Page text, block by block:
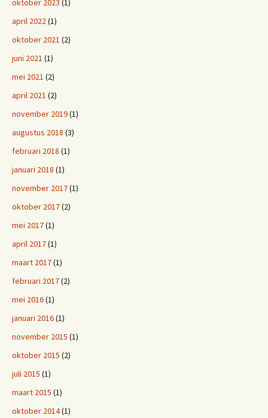
april 2022 (1)
oktober 2021 (2)
juni 2021 (1)
mei 2021 (2)
april 2021 (2)
november 2019(1)
augustus 2018 (3)
februari 2018 (1)
januari 2018 (1)
november 2017(1)
oktober 2017(2)
mei 2017(1)
april 2017(1)
maart 2017(1)
februari 2017(2)
mei 2016(1)
januari 2016(1)
november 2015 (1)
oktober 2015 (2)
juli 2015 (1)
maart 2015 (1)
oktober 2014(1)